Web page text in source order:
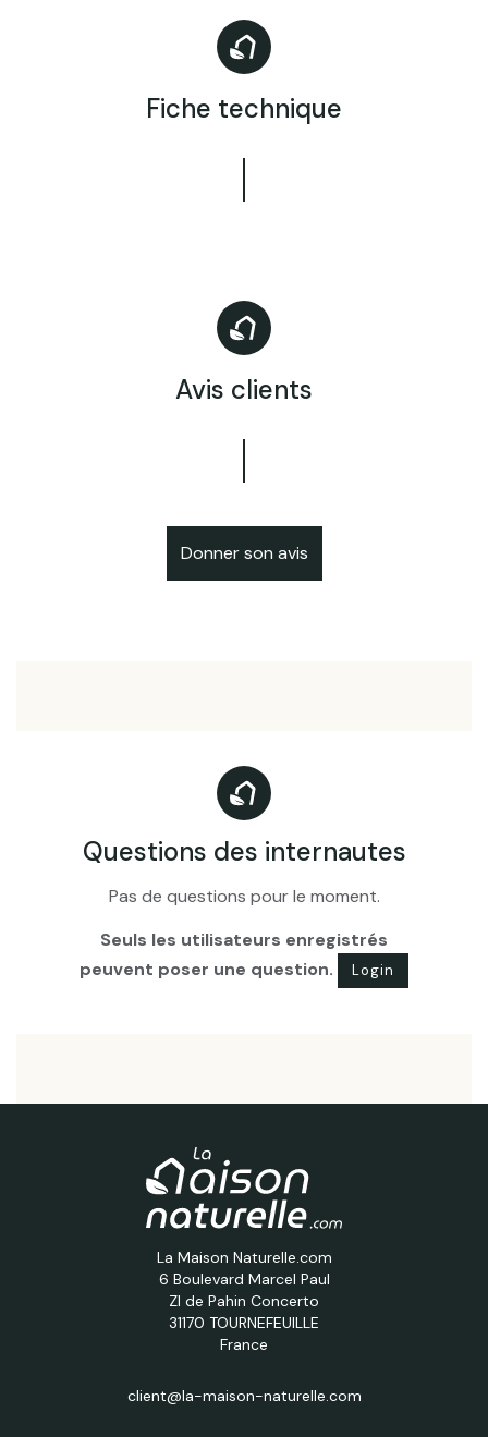
Fiche technique
Avis clients
Donner son avis
Questions des internautes
Pas de questions pour le moment.
Seuls les utilisateurs enregistrés
peuvent poser une question.
Login
La Maison Naturelle.com
6 Boulevard Marcel Paul
ZI de Pahin Concerto
31170 TOURNEFEUILLE
France
client@la-maison-naturelle.com